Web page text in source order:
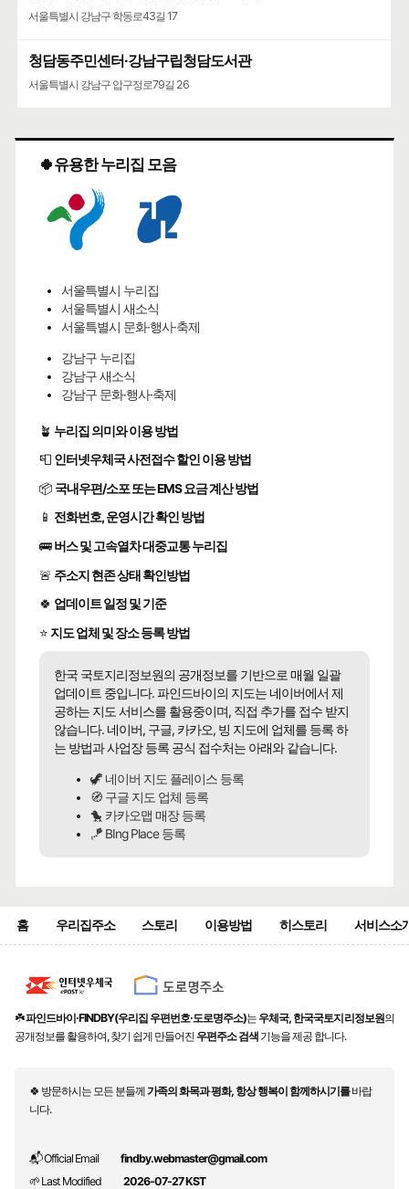
서울특별시 강남구 학동로43길 17
청담동주민센터·강남구립청담도서관
서울특별시 강남구 압구정로79길 26
🍀유용한 누리집 모음
서울특별시 누리집
서울특별시 새소식
서울특별시 문화·행사·축제
강남구 누리집
강남구 새소식
강남구 문화·행사·축제
🪴 누리집 의미와 이용 방법
📮 인터넷우체국 사전접수 할인 이용 방법
📦 국내우편/소포 또는 EMS 요금 계산 방법
📱 전화번호, 운영시간 확인 방법
🚌버스 및 고속열차 대중교통 누리집
🚨 주소지 현존 상태 확인방법
🍀 업데이트 일정 및 기준
⭐ 지도 업체 및 장소 등록 방법
한국 국토지리정보원의 공개정보를 기반으로 매월 일괄
업데이트 중입니다. 파인드바이의 지도는 네이버에서 제
공하는 지도 서비스를 활용중이며, 직접 추가를 접수 받지
않습니다. 네이버, 구글, 카카오, 빙 지도에 업체를 등록 하
는 방법과 사업장 등록 공식 접수처는 아래와 같습니다.
🦖 네이버 지도 플레이스 등록
🧭 구글 지도 업체 등록
🐤 카카오맵 매장 등록
🪁 BIng Place 등록
홈 우리집주소 스토리 이용방법 히스토리 서비스소
☘️파인드바이·FINDBY(우리집 우편번호·도로명주소)는 우체국, 한국국토지리정보원의
공개정보를 활용하여, 찾기 쉽게 만들어진 우편주소 검색 기능을 제공 합니다.
🍀 방문하시는 모든 분들께가족의 화목과 평화, 항상 행복이 함께하시기를바랍
니다.
📬 Official Email
findby.webmaster@gmail.com
🌱 Last Modified
2026-07-27 KST